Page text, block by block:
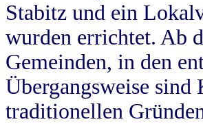
Stabitz und ein
wurden errichtet. Ab
Gemeinden, in den
Übergangsweise sind
traditionellen